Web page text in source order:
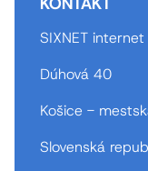
SIXNET
Dúhová 40
Košice -
Slovenská